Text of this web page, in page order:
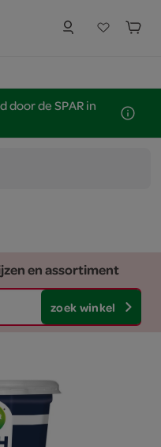
door de SPAR in
en assortiment
zoek winkel